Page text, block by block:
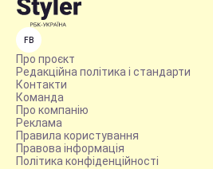
FB
Про проєкт
Редакційна політика і стандарти
Контакти
Команда
Про компанію
Реклама
Правила користування
Правова інформація
Політика конфіденційності